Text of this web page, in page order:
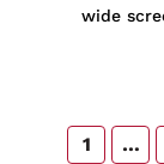
wide
1
…